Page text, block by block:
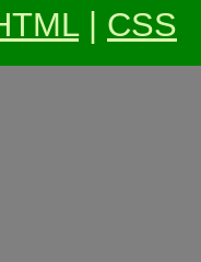
| CSS